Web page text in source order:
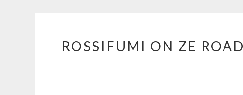
Aller
ROSSIFUMI ON ZE ROAD